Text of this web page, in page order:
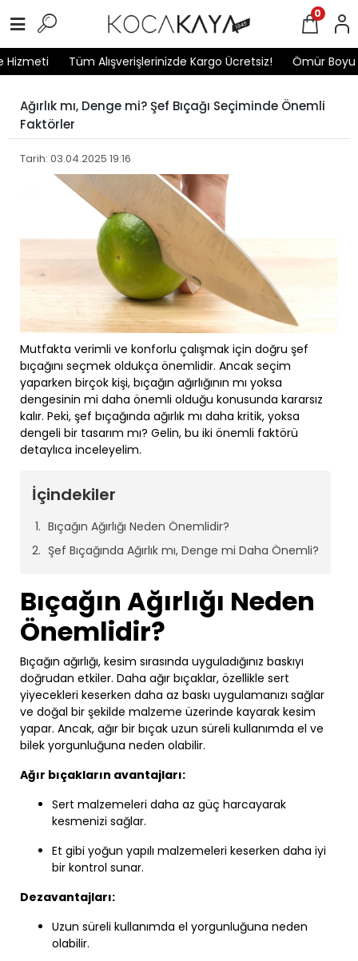
Tüm Alışverişlerinizde Kargo Ücretsiz! Ömür Boyu
0
Ağırlık mı, Denge mi? Şef Bıçağı Seçiminde Önemli
Faktörler
Tarih: 03.04.2025 19:16
Mutfakta verimli ve konforlu çalışmak için doğru şef
bıçağını seçmek oldukça önemlidir. Ancak seçim
yaparken birçok kişi, bıçağın ağırlığının mı yoksa
dengesinin mi daha önemli olduğu konusunda kararsız
kalır. Peki, şef bıçağında ağırlık mı daha kritik, yoksa
dengeli bir tasarım mı? Gelin, bu iki önemli faktörü
detaylıca inceleyelim.
İçindekiler
Bıçağın Ağırlığı Neden Önemlidir?
Şef Bıçağında Ağırlık mı, Denge mi Daha Önemli?
Bıçağın Ağırlığı Neden
Önemlidir?
Bıçağın ağırlığı, kesim sırasında uyguladığınız baskıyı
doğrudan etkiler. Daha ağır bıçaklar, özellikle sert
yiyecekleri keserken daha az baskı uygulamanızı sağlar
ve doğal bir şekilde malzeme üzerinde kayarak kesim
yapar. Ancak, ağır bir bıçak uzun süreli kullanımda el ve
bilek yorgunluğuna neden olabilir.
Ağır bıçakların avantajları:
Sert malzemeleri daha az güç harcayarak
kesmenizi sağlar.
Et gibi yoğun yapılı malzemeleri keserken daha iyi
bir kontrol sunar.
Dezavantajları:
Uzun süreli kullanımda el yorgunluğuna neden
olabilir.